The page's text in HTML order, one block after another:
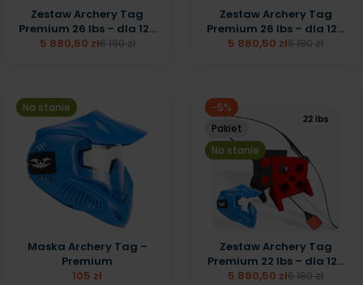
Zestaw Archery Tag
Premium 26 lbs – dla 12...
5 880,50 zł6 190 zł
Zestaw Archery Tag
Premium 26 lbs – dla 12...
5 880,50 zł6 190 zł
Na stanie
Maska Archery Tag –
Premium
105 zł
-5%
Pakiet
Na stanie
Zestaw Archery Tag
Premium 22 lbs – dla 12...
5 880,50 zł6 190 zł